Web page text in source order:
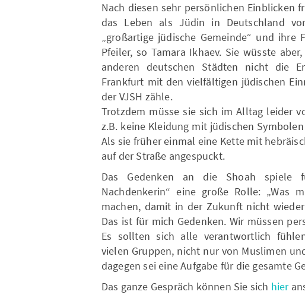
Nach diesen sehr persönlichen Einblicken
das Leben als Jüdin in Deutschland
„großartige jüdische Gemeinde“ und ihre
Pfeiler, so Tamara Ikhaev. Sie wüsste
anderen deutschen Städten nicht die
Frankfurt mit den vielfältigen jüdischen
der VJSH zähle.
Trotzdem müsse sie sich im Alltag leider
z.B. keine Kleidung mit jüdischen
Als sie früher einmal eine Kette mit
auf der Straße angespuckt.
Das Gedenken an die Shoah spiele
Nachdenkerin“ eine große Rolle: „Was
machen, damit in der Zukunft nicht
Das ist für mich Gedenken. Wir müssen
Es sollten sich alle verantwortlich
vielen Gruppen, nicht nur von Muslimen
dagegen sei eine Aufgabe für die gesamte
Das ganze Gespräch können Sie sich hier